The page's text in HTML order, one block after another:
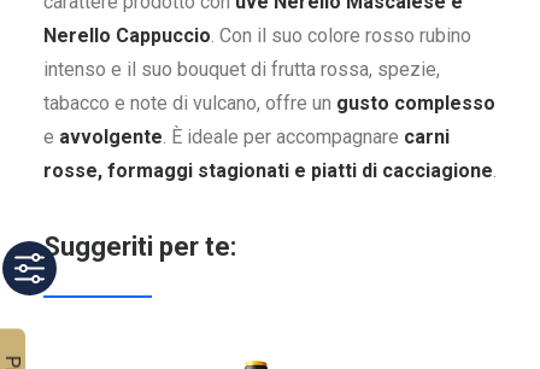
Nerello Cappuccio. Con il suo colore rosso rubino
intenso e il suo bouquet di frutta rossa, spezie,
tabacco e note di vulcano, offre un gusto complesso
e avvolgente. È ideale per accompagnare carni
rosse, formaggi stagionati e piatti di cacciagione.
Suggeriti per te: